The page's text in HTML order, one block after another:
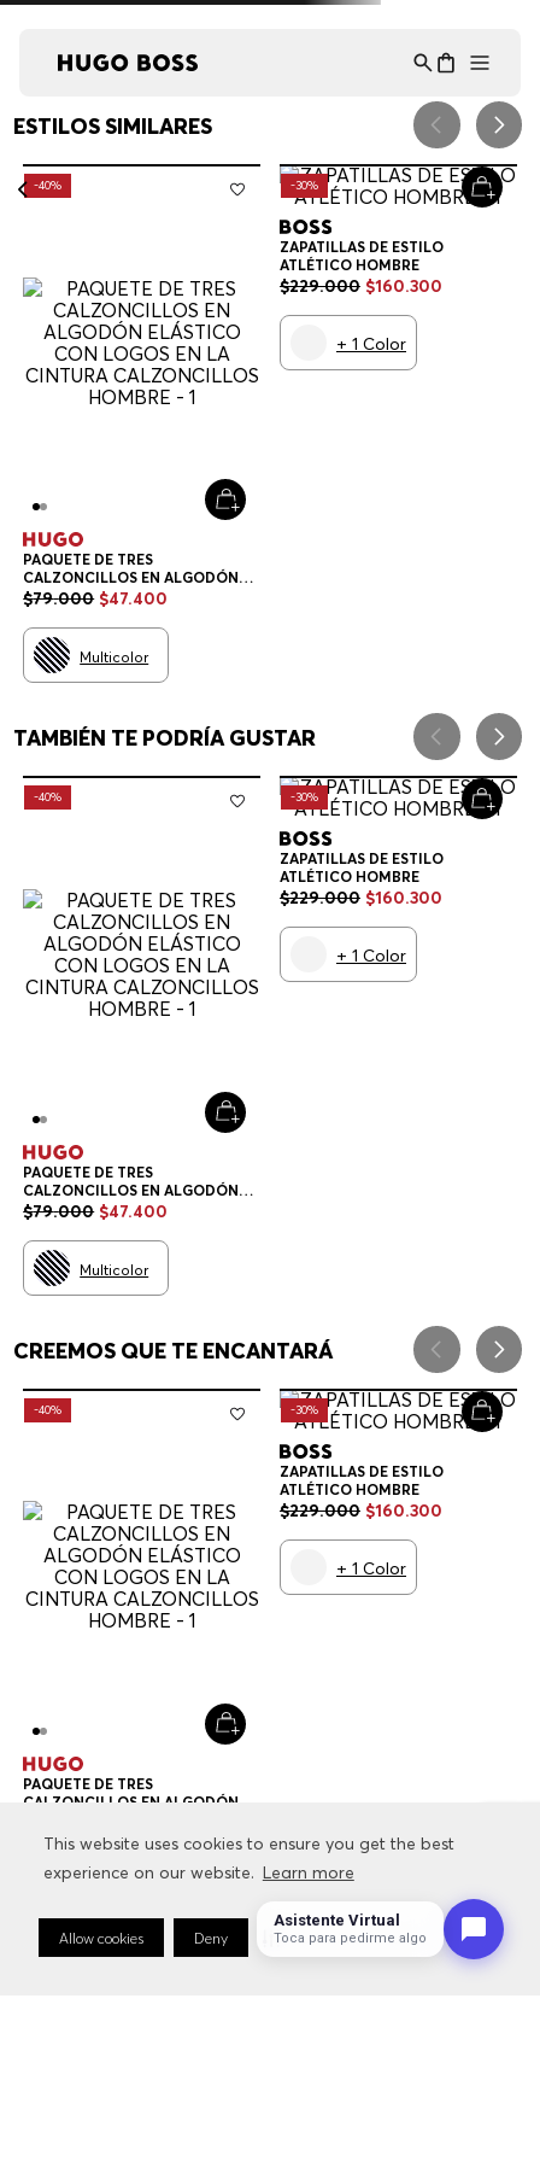
This website uses cookies to ensure you get the best
experience on our website. Learn more
Allow cookies Deny Cookie Preferences
This website uses cookies to ensure you get the best
experience on our website. Learn more
Allow cookies Deny Cookie Preferences
¡Lo sentimos! No encontramos esa página.
Verifique la dirección URL o explore
nuestra selección de productos a
continuación.
RECOMENDADO PARA TI
HUGO
Newsletter HUGO BOSS
Descubra antes todas las novedades de la tienda online de
HUGO Y BOSS
SUSCRÍBETE
SALE
Asistente Virtual
Toca para pedirme algo
Asistente Virtual
en línea ⋮